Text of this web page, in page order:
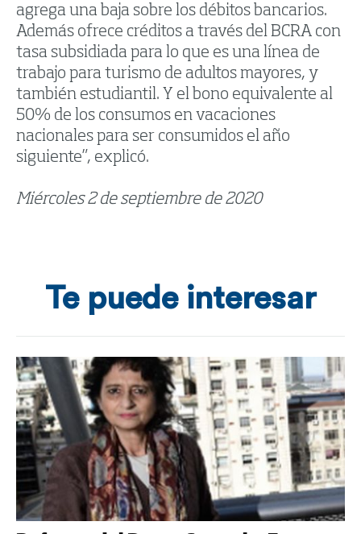
agrega una baja sobre los débitos bancarios.
Además ofrece créditos a través del BCRA con
tasa subsidiada para lo que es una línea de
trabajo para turismo de adultos mayores, y
también estudiantil. Y el bono equivalente al
50% de los consumos en vacaciones
nacionales para ser consumidos el año
siguiente”, explicó.
Miércoles 2 de septiembre de 2020
Te puede interesar